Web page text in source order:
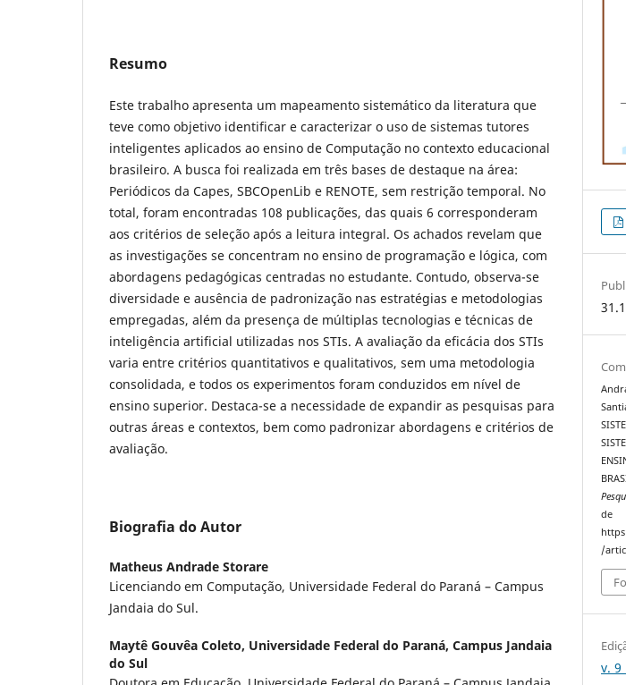
Resumo
Este trabalho apresenta um mapeamento sistemático da literatura que
teve como objetivo identificar e caracterizar o uso de sistemas tutores
inteligentes aplicados ao ensino de Computação no contexto educacional
brasileiro. A busca foi realizada em três bases de destaque na área:
Periódicos da Capes, SBCOpenLib e RENOTE, sem restrição temporal. No
total, foram encontradas 108 publicações, das quais 6 corresponderam
aos critérios de seleção após a leitura integral. Os achados revelam que
as investigações se concentram no ensino de programação e lógica, com
abordagens pedagógicas centradas no estudante. Contudo, observa-se
diversidade e ausência de padronização nas estratégias e metodologias
empregadas, além da presença de múltiplas tecnologias e técnicas de
inteligência artificial utilizadas nos STIs. A avaliação da eficácia dos STIs
varia entre critérios quantitativos e qualitativos, sem uma metodologia
consolidada, e todos os experimentos foram conduzidos em nível de
ensino superior. Destaca-se a necessidade de expandir as pesquisas para
outras áreas e contextos, bem como padronizar abordagens e critérios de
avaliação.
Biografia do Autor
Matheus Andrade Storare
Licenciando em Computação, Universidade Federal do Paraná – Campus
Jandaia do Sul.
Maytê Gouvêa Coleto, Universidade Federal do Paraná, Campus Jandaia
do Sul
de
/
v. 9